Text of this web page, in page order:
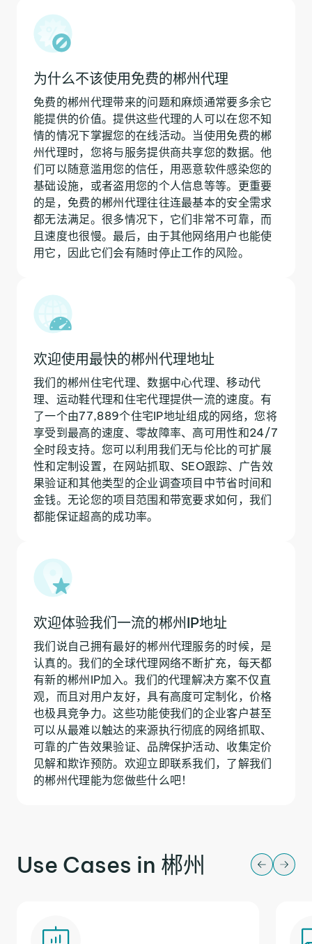
为什么不该使用免费的郴州代理
免费的郴州代理带来的问题和麻烦通常要多余它
能提供的价值。提供这些代理的人可以在您不知
情的情况下掌握您的在线活动。当使用免费的郴
州代理时，您将与服务提供商共享您的数据。他
们可以随意滥用您的信任，用恶意软件感染您的
基础设施，或者盗用您的个人信息等等。更重要
的是，免费的郴州代理往往连最基本的安全需求
都无法满足。很多情况下，它们非常不可靠，而
且速度也很慢。最后，由于其他网络用户也能使
用它，因此它们会有随时停止工作的风险。
欢迎使用最快的郴州代理地址
我们的郴州住宅代理、数据中心代理、移动代
理、运动鞋代理和住宅代理提供一流的速度。有
了一个由77,889个住宅IP地址组成的网络，您将
享受到最高的速度、零故障率、高可用性和24/7
全时段支持。您可以利用我们无与伦比的可扩展
性和定制设置，在网站抓取、SEO跟踪、广告效
果验证和其他类型的企业调查项目中节省时间和
金钱。无论您的项目范围和带宽要求如何，我们
都能保证超高的成功率。
欢迎体验我们一流的郴州IP地址
我们说自己拥有最好的郴州代理服务的时候，是
认真的。我们的全球代理网络不断扩充，每天都
有新的郴州IP加入。我们的代理解决方案不仅直
观，而且对用户友好，具有高度可定制化，价格
也极具竞争力。这些功能使我们的企业客户甚至
可以从最难以触达的来源执行彻底的网络抓取、
可靠的广告效果验证、品牌保护活动、收集定价
见解和欺诈预防。欢迎立即联系我们，了解我们
的郴州代理能为您做些什么吧！
Use Cases in 郴州